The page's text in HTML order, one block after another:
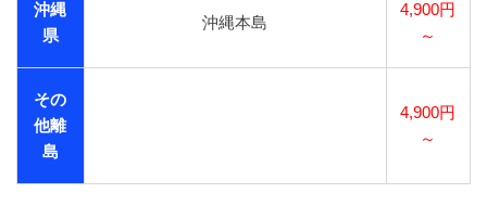
沖縄
県
沖縄本島
4,900円
～
その
他離
島
4,900円
～